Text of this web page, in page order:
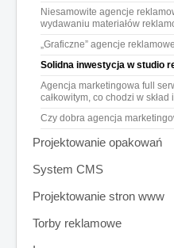
Niesamowite agencje
wydawaniu materiałów
„Graficzne” agencje
Solidna inwestycja w studio
Agencja marketingowa full
całkowitym, co chodzi w
Czy dobra agencja
Projektowanie opakowań
System CMS
Projektowanie stron www
Torby reklamowe